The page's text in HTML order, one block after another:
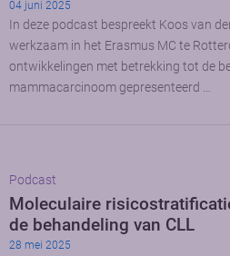
04 juni 2025
In deze podcast bespreekt Koos van
werkzaam in het Erasmus MC te
ontwikkelingen met betrekking tot de
mammacarcinoom gepresenteerd …
Podcast
Moleculaire
de behandeling van CLL
28 mei 2025